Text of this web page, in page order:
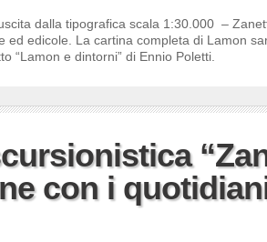
dalla tipografica scala 1:30.000 –
ed edicole. La cartina completa di Lamon
“Lamon e dintorni” di Ennio Poletti.
con i